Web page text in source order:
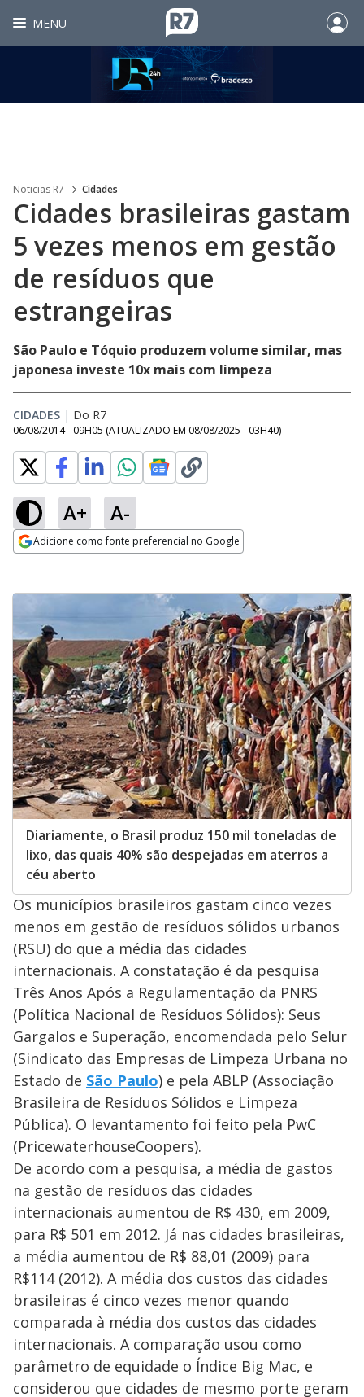
MENU
Noticias R7 Cidades
Cidades brasileiras gastam
5 vezes menos em gestão
de resíduos que
estrangeiras
São Paulo e Tóquio produzem volume similar, mas
japonesa investe 10x mais com limpeza
CIDADES | Do R7
06/08/2014 - 09H05 (ATUALIZADO EM 08/08/2025 - 03H40)
A+ A-
Adicione como fonte preferencial no Google
Diariamente, o Brasil produz 150 mil toneladas de
lixo, das quais 40% são despejadas em aterros a
céu aberto
Os municípios brasileiros gastam cinco vezes
menos em gestão de resíduos sólidos urbanos
(RSU) do que a média das cidades
internacionais. A constatação é da pesquisa
Três Anos Após a Regulamentação da PNRS
(Política Nacional de Resíduos Sólidos): Seus
Gargalos e Superação, encomendada pelo Selur
(Sindicato das Empresas de Limpeza Urbana no
Estado de São Paulo) e pela ABLP (Associação
Brasileira de Resíduos Sólidos e Limpeza
Pública). O levantamento foi feito pela PwC
(PricewaterhouseCoopers).
De acordo com a pesquisa, a média de gastos
na gestão de resíduos das cidades
internacionais aumentou de R$ 430, em 2009,
para R$ 501 em 2012. Já nas cidades brasileiras,
a média aumentou de R$ 88,01 (2009) para
R$114 (2012). A média dos custos das cidades
brasileiras é cinco vezes menor quando
comparada à média dos custos das cidades
internacionais. A comparação usou como
parâmetro de equidade o Índice Big Mac, e
considerou que cidades de mesmo porte geram